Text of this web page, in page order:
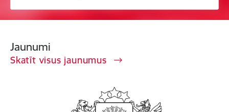
Jaunumi
Skatīt visus jaunumus